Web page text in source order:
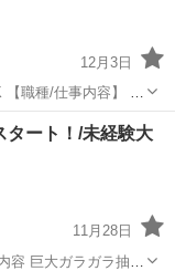
12月3日
験から始める受付の
お仕事／ ╋━━━━━━━━━━━━━━━╋ ▼高時給1,...
タート！/未経験大
11月28日